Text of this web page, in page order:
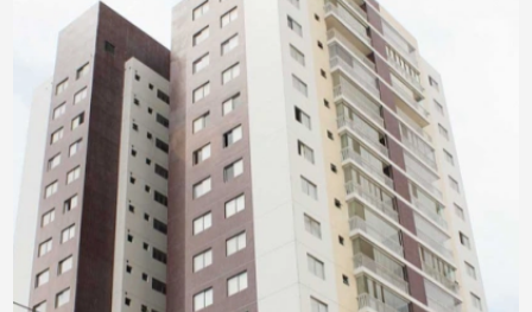
PINTURA EM FACHADAS PREDIAIS
PINTURAS PREDIAIS
PROJETOS ARQUITETÔNICOS
PROJETOS EXECUTIVOS
PRUMADAS HIDRÁULICAS
REFORMA DE CONDOMÍNIOS